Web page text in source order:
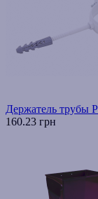
Держатель трубы
160.23 грн